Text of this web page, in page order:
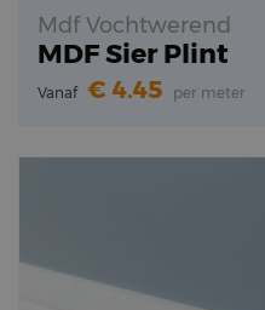
Mdf Vochtwerend
MDF Sier Plint
Vanaf 4.45 per meter